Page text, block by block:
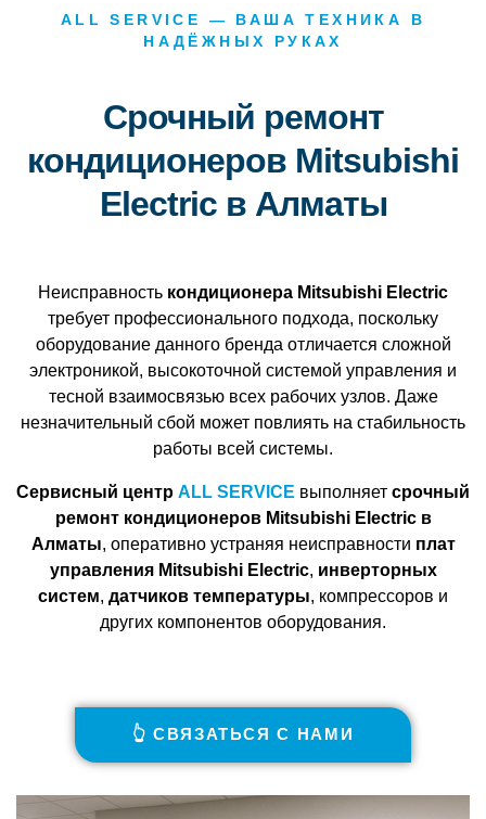
ALL SERVICE — ВАША ТЕХНИКА В
НАДЁЖНЫХ РУКАХ
Срочный ремонт
кондиционеров Mitsubishi
Electric в Алматы
Неисправность кондиционера Mitsubishi Electric
требует профессионального подхода, поскольку
оборудование данного бренда отличается сложной
электроникой, высокоточной системой управления и
тесной взаимосвязью всех рабочих узлов. Даже
незначительный сбой может повлиять на стабильность
работы всей системы.
Сервисный центр ALL SERVICE выполняет срочный
ремонт кондиционеров Mitsubishi Electric в
Алматы, оперативно устраняя неисправности плат
управления Mitsubishi Electric, инверторных
систем, датчиков температуры, компрессоров и
других компонентов оборудования.
👆 СВЯЗАТЬСЯ С НАМИ